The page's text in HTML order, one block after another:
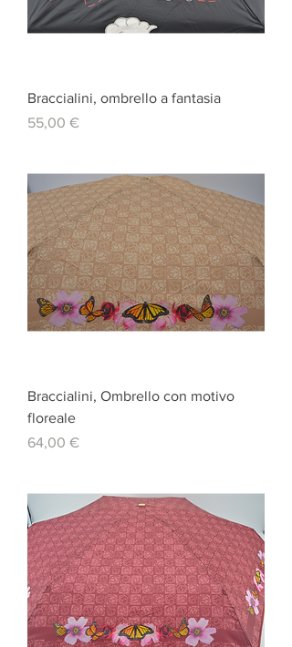
Braccialini, ombrello a fantasia
Prezzo
55,00 €
Braccialini, Ombrello con motivo
floreale
Prezzo
64,00 €